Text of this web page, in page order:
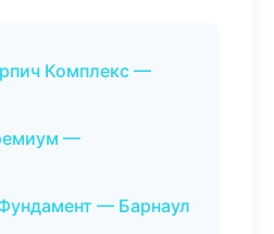
Комплекс —
—
— Барнаул